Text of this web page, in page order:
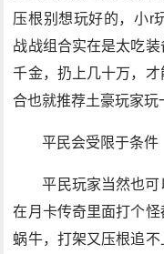
压根别想玩好的，小r
战战组合实在是太吃
千金，扔上几十万，
合也就推荐土豪玩家玩
平民会受限于条件
平民玩家当然也可
在月卡传奇里面打个
蜗牛，打架又压根追